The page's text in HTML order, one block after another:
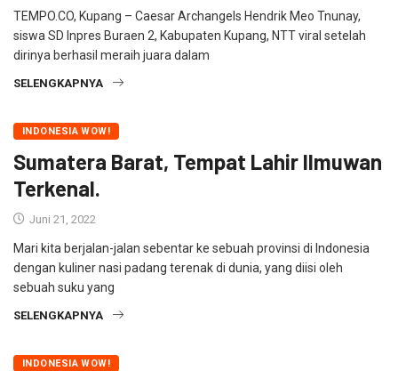
TEMPO.CO, Kupang – Caesar Archangels Hendrik Meo Tnunay,
siswa SD Inpres Buraen 2, Kabupaten Kupang, NTT viral setelah
dirinya berhasil meraih juara dalam
SELENGKAPNYA
INDONESIA WOW!
Sumatera Barat, Tempat Lahir Ilmuwan
Terkenal.
Juni 21, 2022
Mari kita berjalan-jalan sebentar ke sebuah provinsi di Indonesia
dengan kuliner nasi padang terenak di dunia, yang diisi oleh
sebuah suku yang
SELENGKAPNYA
INDONESIA WOW!